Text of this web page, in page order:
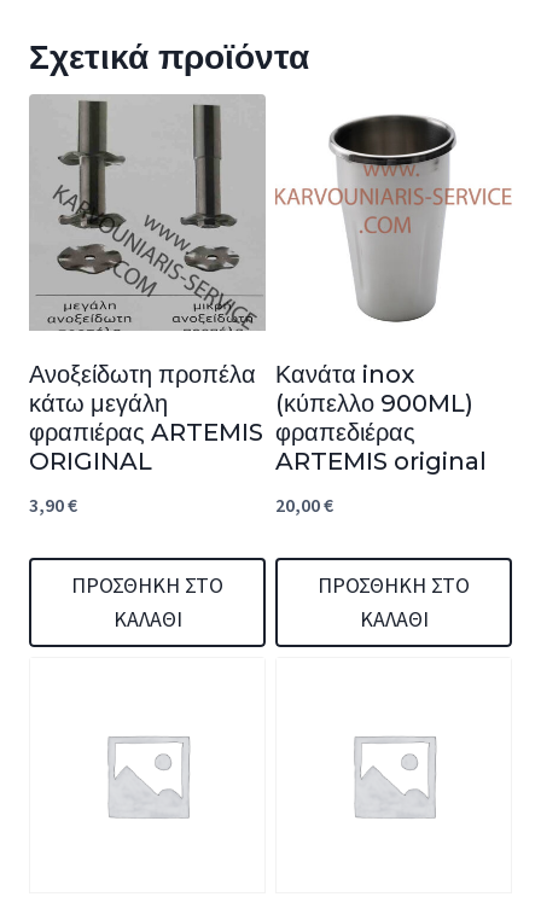
Σχετικά προϊόντα
Ανοξείδωτη προπέλα
κάτω μεγάλη
φραπιέρας ARTEMIS
ORIGINAL
3,90€
ΠΡΟΣΘΉΚΗ ΣΤΟ
ΚΑΛΆΘΙ
Κανάτα inox
(κύπελλο 900ML)
φραπεδιέρας
ARTEMIS original
20,00€
ΠΡΟΣΘΉΚΗ ΣΤΟ
ΚΑΛΆΘΙ